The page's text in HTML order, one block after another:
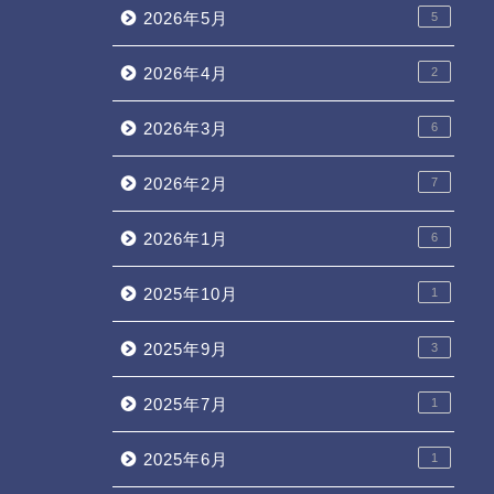
2026年5月 5
2026年4月 2
2026年3月 6
2026年2月 7
2026年1月 6
2025年10月 1
2025年9月 3
2025年7月 1
2025年6月 1